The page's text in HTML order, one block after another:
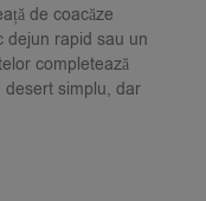
de coacăze
dejun rapid sau un
completează
simplu, dar